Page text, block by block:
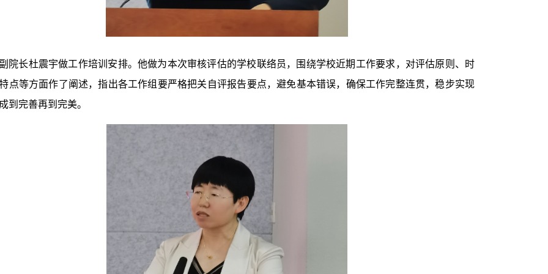
副院长杜震宇做工作培训安排。他做为本次审核评估的学校联络员，围绕学校近期工作要求，对评估原则、时
点等方面作了阐述，指出各工作组要严格把关自评报告要点，避免基本错误，确保工作完整连贯，稳步实现
到完善再到完美。